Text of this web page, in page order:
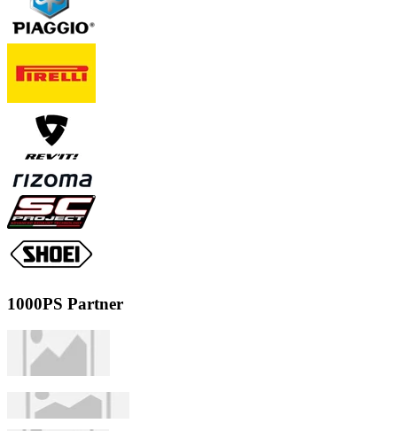
1000PS Partner